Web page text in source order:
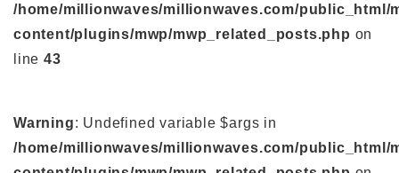
/home/millionwaves/millionwaves.com/public_html/
content/plugins/mwp/mwp_related_posts.php on
line 43
Warning: Undefined variable $args in
/home/millionwaves/millionwaves.com/public_html/